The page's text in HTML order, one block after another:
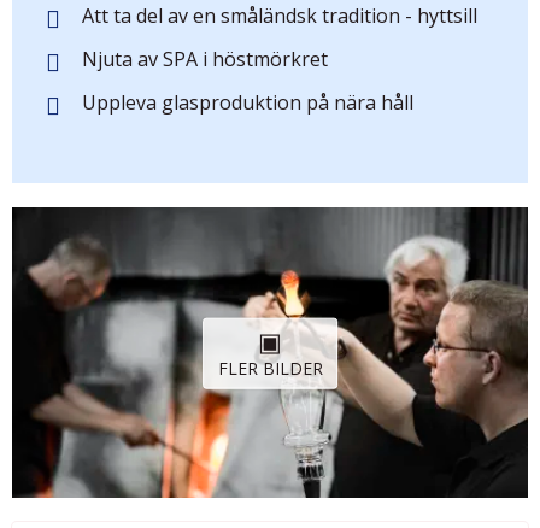
Att ta del av en småländsk tradition - hyttsill
Njuta av SPA i höstmörkret
Uppleva glasproduktion på nära håll
FLER BILDER